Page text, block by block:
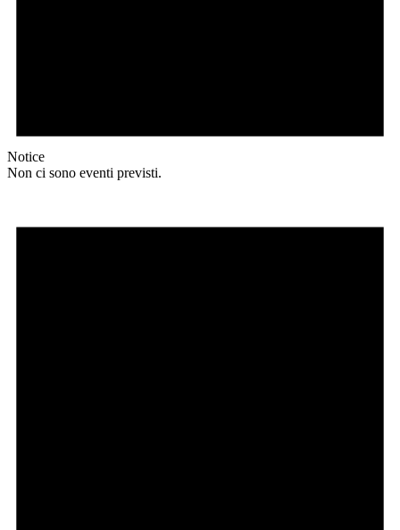
Notice
Non ci sono eventi previsti.